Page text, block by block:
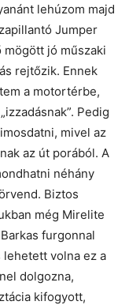
lehúzom majd
Jumper
jó műszaki
rejtőzik. Ennek
a motortérbe,
Pedig
mivel az
az út porából. A
néhány
Biztos
még Mirelite
furgonnal
lehetett volna ez a
dolgozna,
kifogyott,